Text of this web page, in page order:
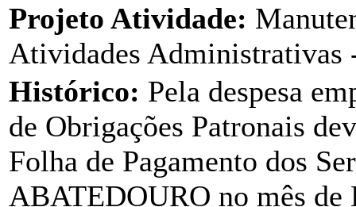
Projeto Atividade:
Atividades Administrativas
Histórico: Pela despesa
de Obrigações Patronais
Folha de Pagamento dos
ABATEDOURO no mês